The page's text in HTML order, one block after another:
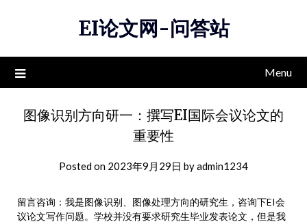
EI论文网-问答站
Menu
图像识别方向研一：撰写EI国际会议论文的
重要性
Posted on 2023年9月29日 byadmin1234
留言咨询：我是图像识别、图像处理方向的研究生，咨询下EI会
议论文写作问题。学校并没有要求研究生毕业发表论文，但是我